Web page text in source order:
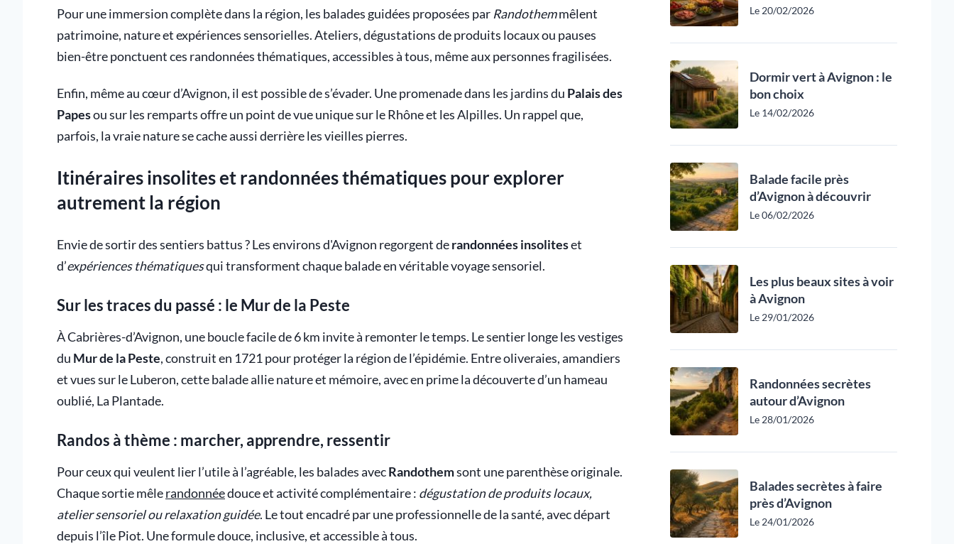
Pour une immersion complète dans la région, les balades guidées proposées par Randothemmêlent
patrimoine, nature et expériences sensorielles. Ateliers, dégustations de produits locaux ou pauses
bien-être ponctuent ces randonnées thématiques, accessibles à tous, même aux personnes fragilisées.
Enfin, même au cœur d’Avignon, il est possible de s’évader. Une promenade dans les jardins du Palais des
Papesou sur les remparts offre un point de vue unique sur le Rhône et les Alpilles. Un rappel que,
parfois, la vraie nature se cache aussi derrière les vieilles pierres.
Itinéraires insolites et randonnées thématiques pour explorer
autrement la région
Envie de sortir des sentiers battus ? Les environs d'Avignon regorgent derandonnées insoliteset
d’expériences thématiquesqui transforment chaque balade en véritable voyage sensoriel.
Sur les traces du passé : le Mur de la Peste
À Cabrières-d’Avignon, une boucle facile de 6 km invite à remonter le temps. Le sentier longe les vestiges
du Mur de la Peste, construit en 1721 pour protéger la région de l’épidémie. Entre oliveraies, amandiers
et vues sur le Luberon, cette balade allie nature et mémoire, avec en prime la découverte d’un hameau
oublié, La Plantade.
Randos à thème : marcher, apprendre, ressentir
Pour ceux qui veulent lier l’utile à l’agréable, les balades avecRandothemsont une parenthèse originale.
Chaque sortie mêlerandonnéedouce et activité complémentaire : dégustation de produits locaux,
atelier sensoriel ou relaxation guidée. Le tout encadré par une professionnelle de la santé, avec départ
depuis l’île Piot. Une formule douce, inclusive, et accessible à tous.
Le 20/02/2026
Dormir vert à Avignon : le
bon choix
Le 14/02/2026
Balade facile près
d’Avignon à découvrir
Le 06/02/2026
Les plus beaux sites à voir
à Avignon
Le 29/01/2026
Randonnées secrètes
autour d’Avignon
Le 28/01/2026
Balades secrètes à faire
près d’Avignon
Le 24/01/2026